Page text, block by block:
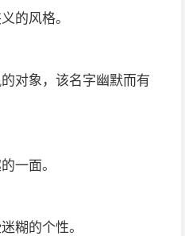
的风格。
对象，该名字幽默而有
一面。
糊的个性。